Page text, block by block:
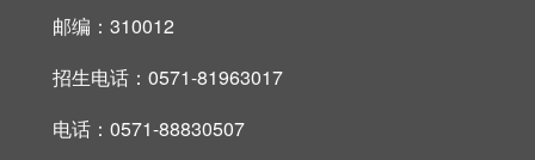
邮编：310012
招生电话：0571-81963017
电话：0571-88830507